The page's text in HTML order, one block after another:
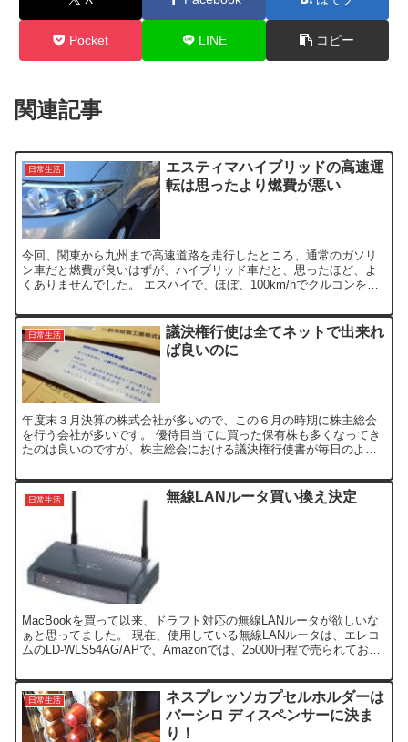
Pocket LINE コピー
関連記事
日常生活
エスティマハイブリッドの高速運
転は思ったより燃費が悪い
今回、関東から九州まで高速道路を走行したところ、通常のガソリ
ン車だと燃費が良いはずが、ハイブリッド車だと、思ったほど、よ
くありませんでした。 エスハイで、ほぼ、100km/hでクルコンを多
日常生活
議決権行使は全てネットで出来れ
ば良いのに
年度末３月決算の株式会社が多いので、この６月の時期に株主総会
を行う会社が多いです。 優待目当てに買った保有株も多くなってき
たのは良いのですが、株主総会における議決権行使書が毎日のよう
日常生活 無線LANルータ買い換え決定
MacBookを買って以来、ドラフト対応の無線LANルータが欲しいな
ぁと思ってました。 現在、使用している無線LANルータは、エレコ
ムのLD-WLS54AG/APで、Amazonでは、25000円程で売られてお
日常生活
ネスプレッソカプセルホルダーは
バーシロ ディスペンサーに決ま
り！